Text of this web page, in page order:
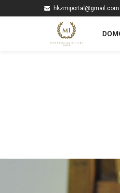
hkzmiportal@gmail.com